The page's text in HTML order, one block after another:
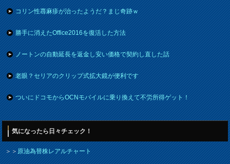
コリン性蕁麻疹が治ったようだ？まじ奇跡ｗ
勝手に消えたOffice2016を復活した方法
ノートンの自動延長を返金し安い価格で契約し直した話
老眼？セリアのクリップ式拡大鏡が便利です
ついにドコモからOCNモバイルに乗り換えて不労所得ゲット！
気になったら日々チェック！
＞＞原油為替株レアルチャート